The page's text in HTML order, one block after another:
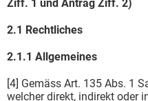
Ziff. 1 und Antrag Ziff. 2)
2.1 Rechtliches
2.1.1 Allgemeines
[4] Gemäss Art. 135 Abs. 1
welcher direkt, indirekt oder